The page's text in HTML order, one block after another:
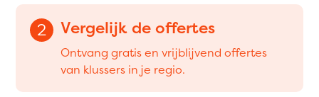
2 Vergelijk de offertes
Ontvang gratis en vrijblijvend offertes
van klussers in je regio.